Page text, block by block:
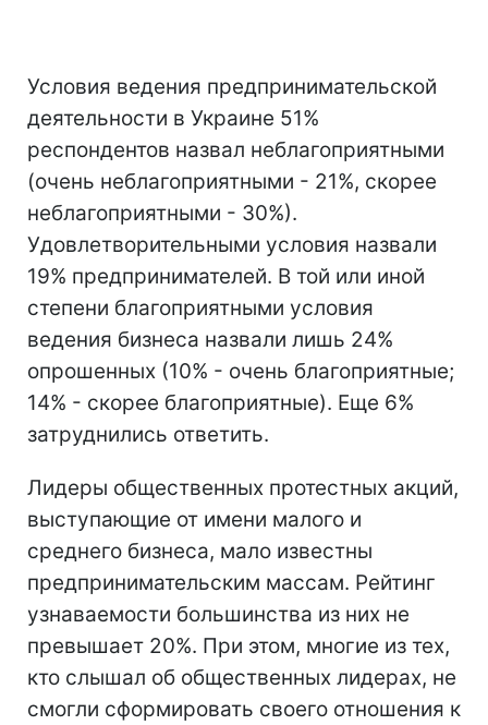
Условия ведения предпринимательской
деятельности в Украине 51%
респондентов назвал неблагоприятными
(очень неблагоприятными - 21%, скорее
неблагоприятными - 30%).
Удовлетворительными условия назвали
19% предпринимателей. В той или иной
степени благоприятными условия
ведения бизнеса назвали лишь 24%
опрошенных (10% - очень благоприятные;
14% - скорее благоприятные). Еще 6%
затруднились ответить.
Лидеры общественных протестных акций,
выступающие от имени малого и
среднего бизнеса, мало известны
предпринимательским массам. Рейтинг
узнаваемости большинства из них не
превышает 20%. При этом, многие из тех,
кто слышал об общественных лидерах, не
смогли сформировать своего отношения к